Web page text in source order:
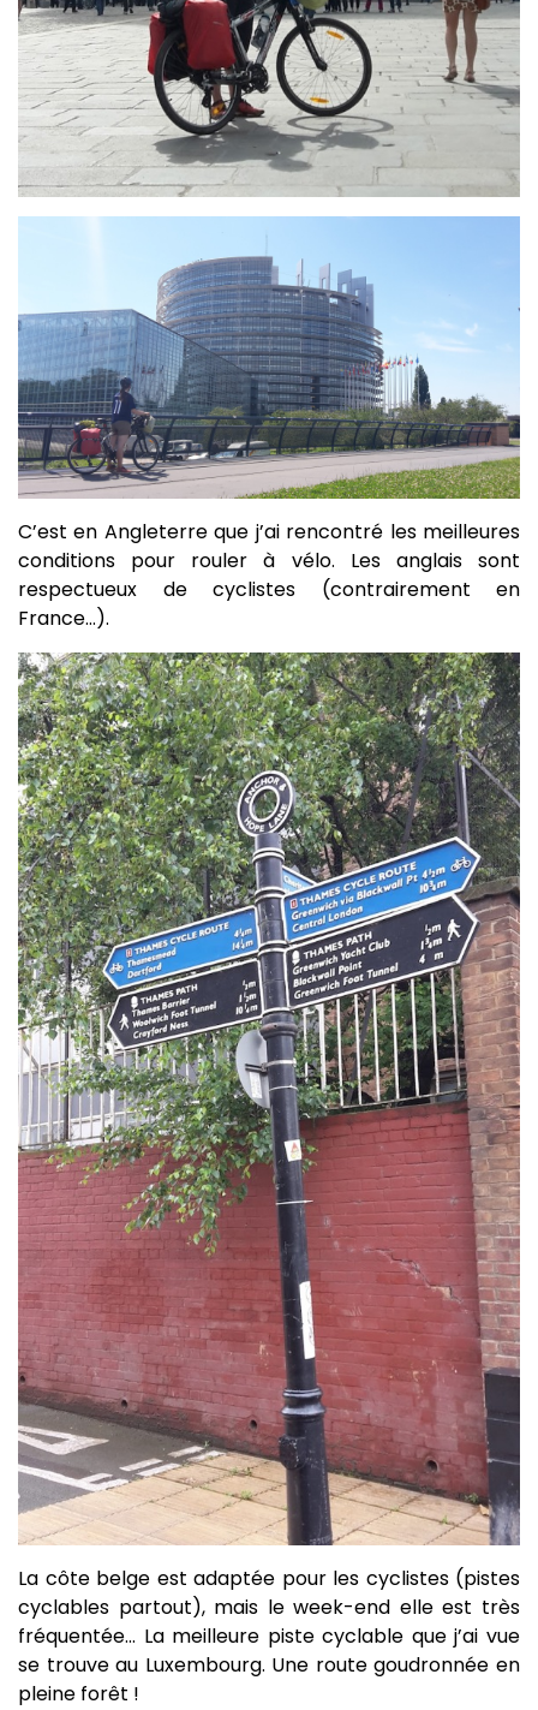
C’est en Angleterre que j’ai rencontré les meilleures
conditions pour rouler à vélo. Les anglais sont
respectueux de cyclistes (contrairement en
France…).
La côte belge est adaptée pour les cyclistes (pistes
cyclables partout), mais le week-end elle est très
fréquentée… La meilleure piste cyclable que j’ai vue
se trouve au Luxembourg. Une route goudronnée en
pleine forêt !